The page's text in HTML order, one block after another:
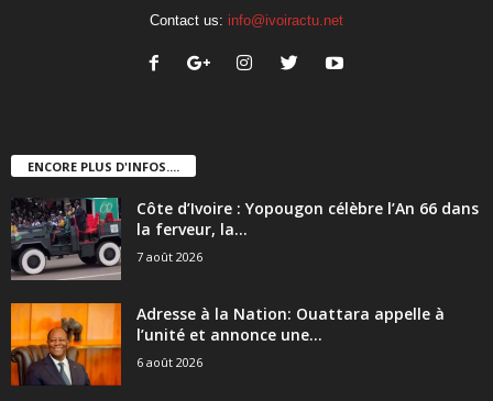
Contact us: info@ivoiractu.net
ENCORE PLUS D'INFOS....
Côte d’Ivoire : Yopougon célèbre l’An 66 dans
la ferveur, la...
7 août 2026
Adresse à la Nation: Ouattara appelle à
l’unité et annonce une...
6 août 2026